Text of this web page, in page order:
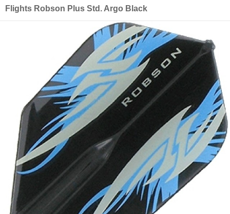
Flights Robson Plus Std. Argo Black